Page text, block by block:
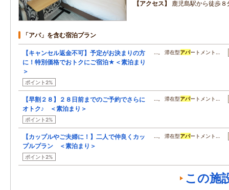
アクセス
鹿児島駅から徒歩８
「アパ」を含む宿泊プラン
【キャンセル返金不可】予定がお決まりの方
に！特別価格でおトクにご宿泊★＜素泊まり
＞
ポイント2%
…。 滞在型アパートメント…
【早割２８】２８日前までのご予約でさらに
オトク♪ ＜素泊まり＞
ポイント2%
…。 滞在型アパートメント…
【カップルやご夫婦に！】二人で仲良くカッ
プルプラン ＜素泊まり＞
ポイント2%
…。 滞在型アパートメント…
この施